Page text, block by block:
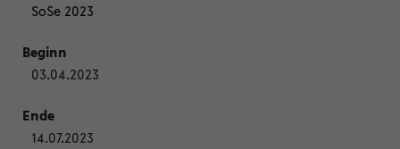
SoSe 2023
03.04.2023
14.07.2023